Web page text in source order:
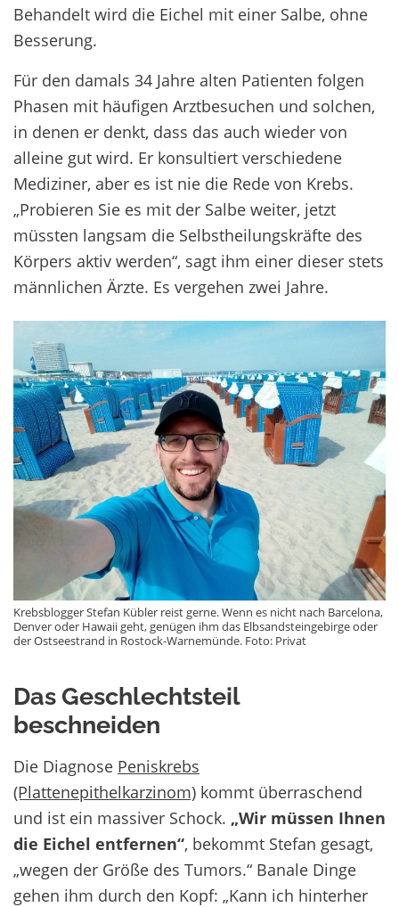
Behandelt wird die Eichel mit einer Salbe, ohne
Besserung.
Für den damals 34 Jahre alten Patienten folgen
Phasen mit häufigen Arztbesuchen und solchen,
in denen er denkt, dass das auch wieder von
alleine gut wird. Er konsultiert verschiedene
Mediziner, aber es ist nie die Rede von Krebs.
„Probieren Sie es mit der Salbe weiter, jetzt
müssten langsam die Selbstheilungskräfte des
Körpers aktiv werden“, sagt ihm einer dieser stets
männlichen Ärzte. Es vergehen zwei Jahre.
Krebsblogger Stefan Kübler reist gerne. Wenn es nicht nach Barcelona,
Denver oder Hawaii geht, genügen ihm das Elbsandsteingebirge oder
der Ostseestrand in Rostock-Warnemünde. Foto: Privat
Das Geschlechtsteil
beschneiden
Die Diagnose Peniskrebs
(Plattenepithelkarzinom) kommt überraschend
und ist ein massiver Schock. „Wir müssen Ihnen
die Eichel entfernen“, bekommt Stefan gesagt,
„wegen der Größe des Tumors.“ Banale Dinge
gehen ihm durch den Kopf: „Kann ich hinterher